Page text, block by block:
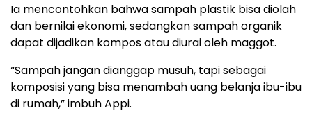
Ia mencontohkan bahwa sampah plastik bisa diolah
dan bernilai ekonomi, sedangkan sampah organik
dapat dijadikan kompos atau diurai oleh maggot.
“Sampah jangan dianggap musuh, tapi sebagai
komposisi yang bisa menambah uang belanja ibu-ibu
di rumah,” imbuh Appi.